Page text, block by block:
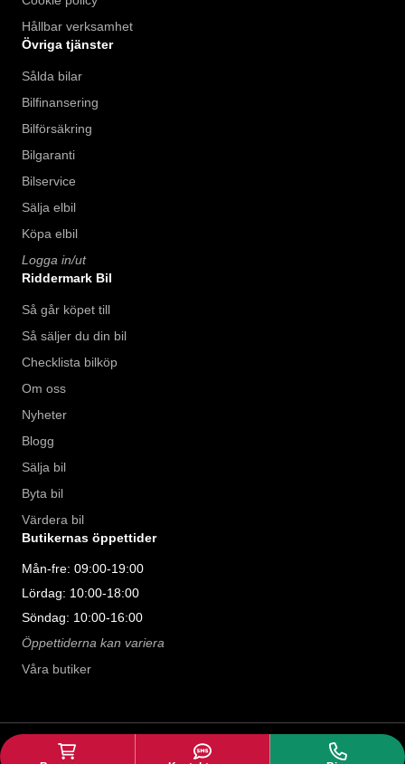
Hållbar verksamhet
Övriga tjänster
Sålda bilar
Bilfinansering
Bilförsäkring
Bilgaranti
Bilservice
Sälja elbil
Köpa elbil
Logga in/ut
Riddermark Bil
Så går köpet till
Så säljer du din bil
Checklista bilköp
Om oss
Nyheter
Blogg
Sälja bil
Byta bil
Värdera bil
Butikernas öppettider
Mån-fre: 09:00-19:00
Lördag: 10:00-18:00
Söndag: 10:00-16:00
Öppettiderna kan variera
Våra butiker
Riddermark Bil AB. All rights